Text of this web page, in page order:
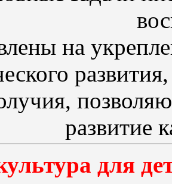
лены на
развитие
для